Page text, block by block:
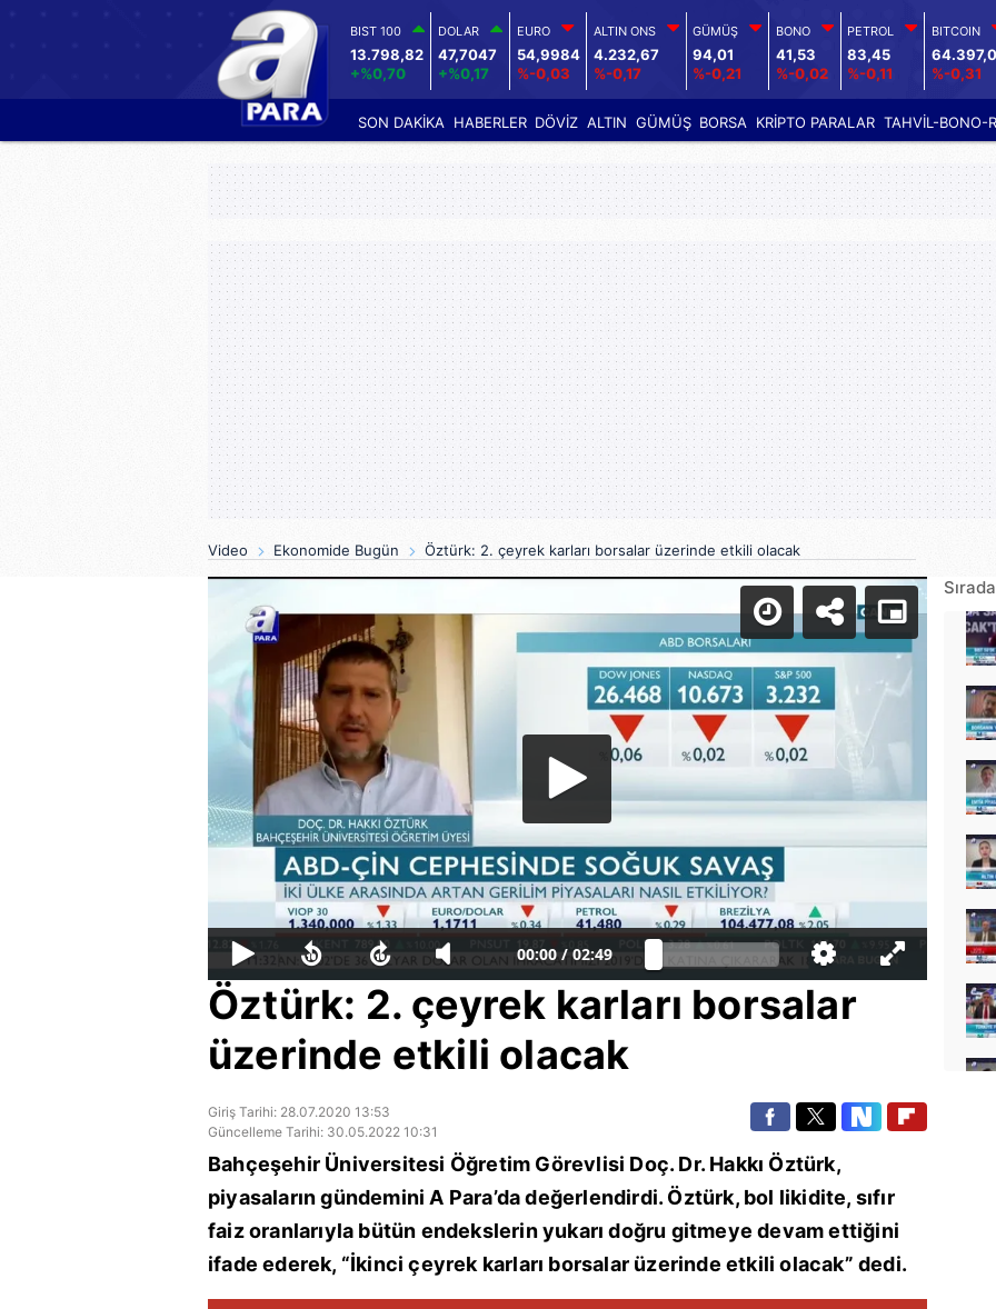
BIST 100
13.798,82
+%0,70
DOLAR
47,7047
+%0,17
EURO
54,9984
%-0,03
ALTIN ONS
4.232,67
%-0,17
GÜMÜŞ
94,01
%-0,21
BONO
41,53
%-0,02
PETROL
83,45
%-0,11
BITCOIN
%-0,31
SON DAKİKA HABERLER DÖVİZ ALTIN GÜMÜŞ BORSA KRİPTO PARALAR TAHVİL-BONO-
Video Ekonomide Bugün Öztürk: 2. çeyrek karları borsalar üzerinde etkili olacak
00:00 / 02:49
Öztürk: 2. çeyrek karları borsalar
üzerinde etkili olacak
Giriş Tarihi: 28.07.2020 13:53
Güncelleme Tarihi: 30.05.2022 10:31
Bahçeşehir Üniversitesi Öğretim Görevlisi Doç. Dr. Hakkı Öztürk,
piyasaların gündemini A Para’da değerlendirdi. Öztürk, bol likidite, sıfır
faiz oranlarıyla bütün endekslerin yukarı doğru gitmeye devam ettiğini
ifade ederek, “İkinci çeyrek karları borsalar üzerinde etkili olacak” dedi.